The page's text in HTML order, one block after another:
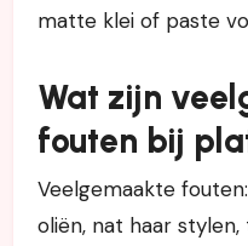
matte klei of paste
Wat zijn
fouten bij
Veelgemaakte
oliën, nat haar